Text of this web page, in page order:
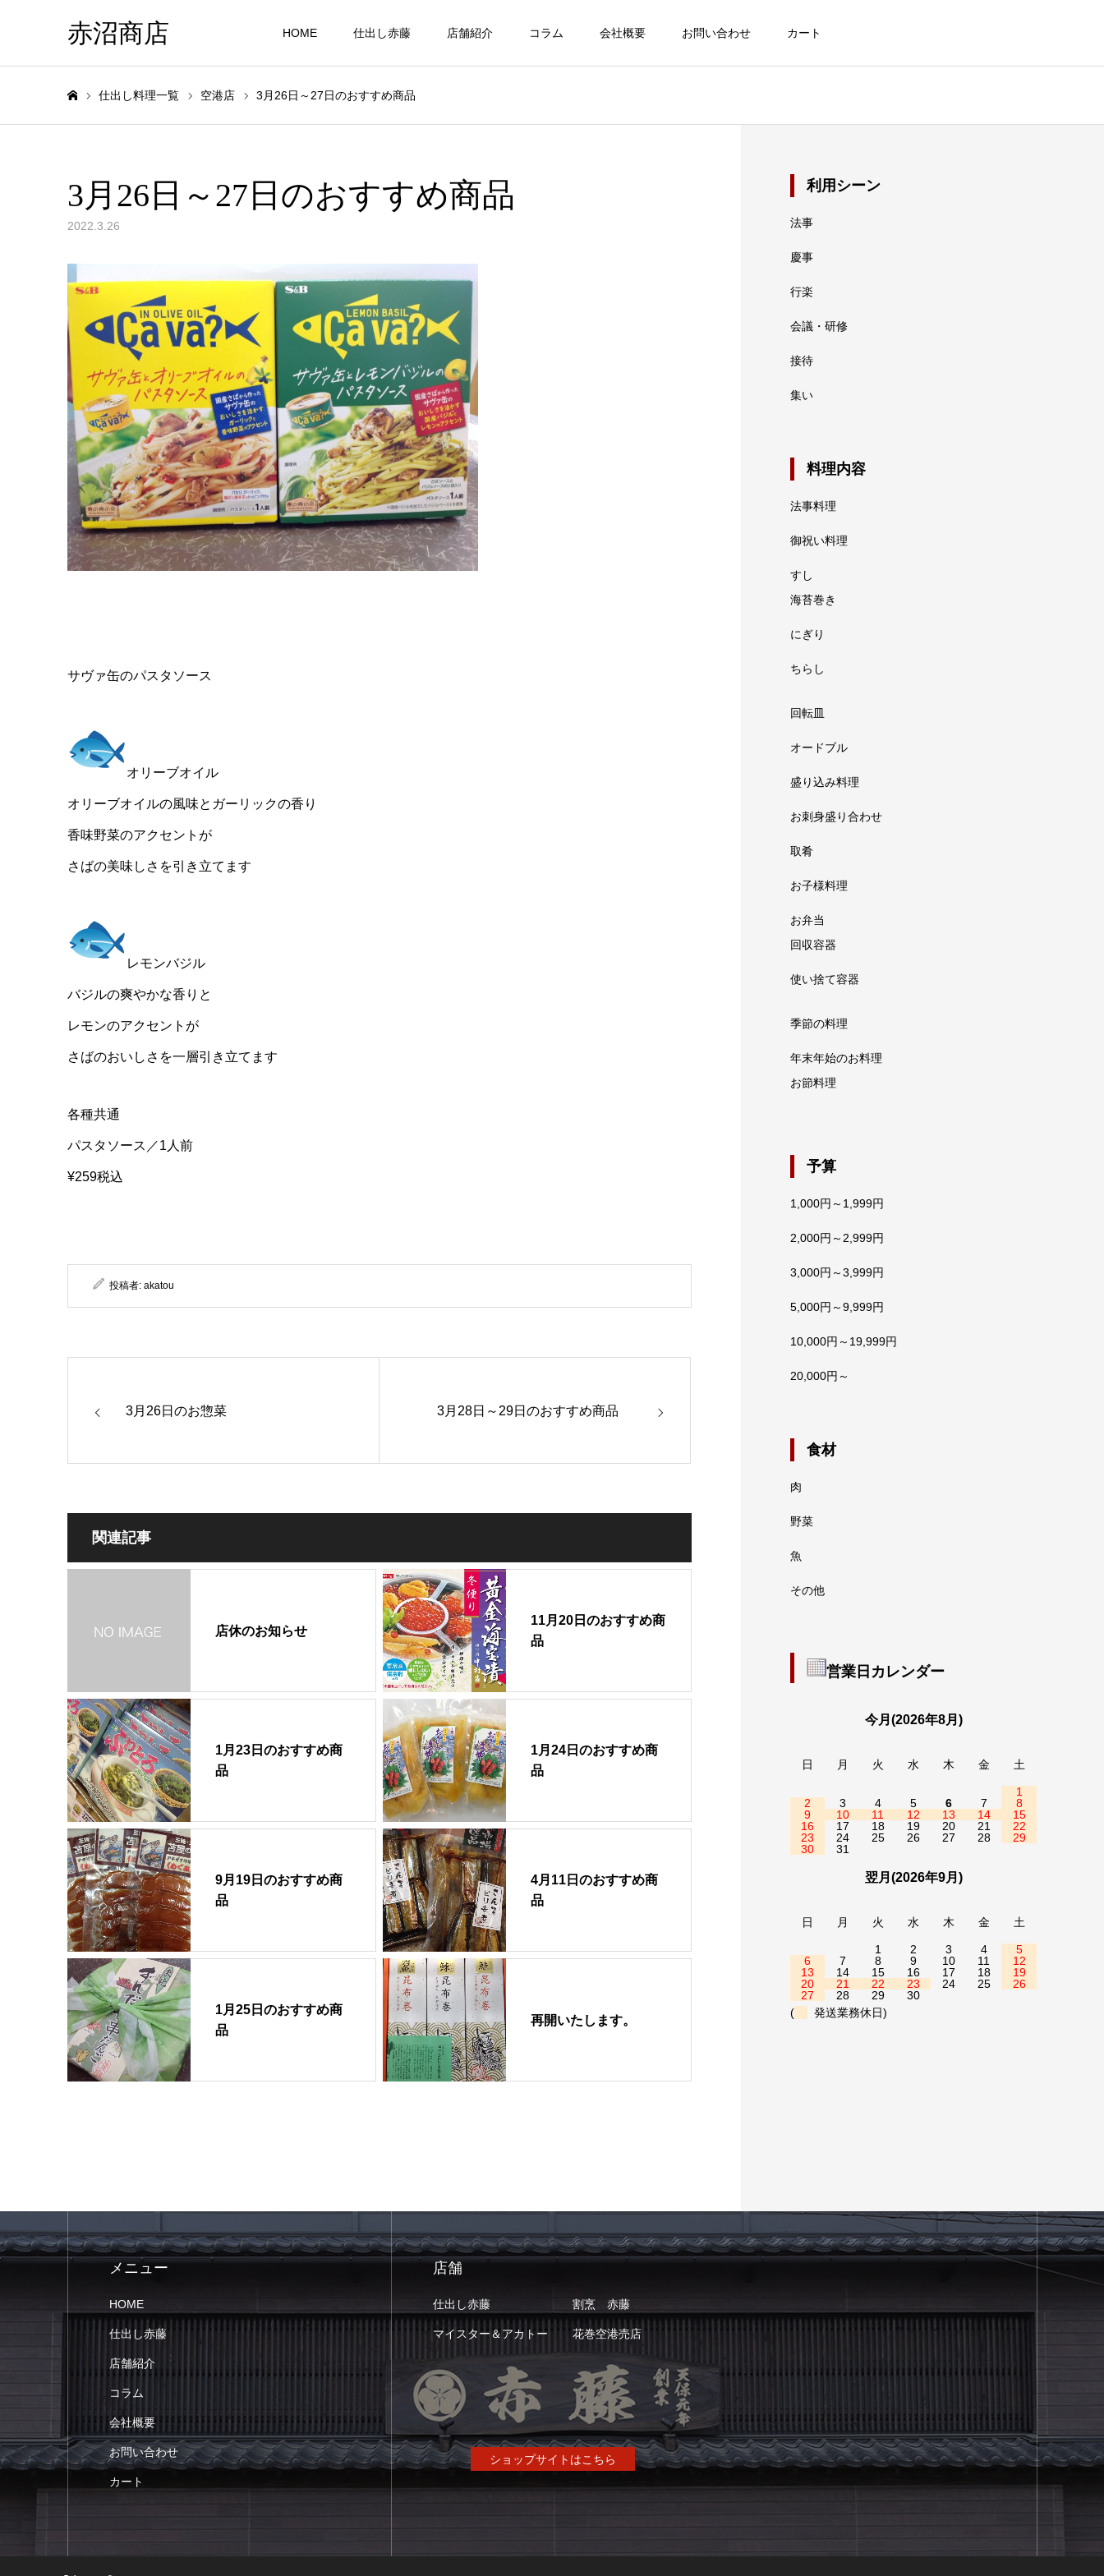
赤沼商店 HOME 仕出し赤藤 店舗紹介 コラム 会社概要 お問い合わせ カート
仕出し料理一覧 空港店 3月26日～27日のおすすめ商品
3月26日～27日のおすすめ商品
2022.3.26
サヴァ缶のパスタソース
オリーブオイル
オリーブオイルの風味とガーリックの香り
香味野菜のアクセントが
さばの美味しさを引き立てます
レモンバジル
バジルの爽やかな香りと
レモンのアクセントが
さばのおいしさを一層引き立てます
各種共通
パスタソース／1人前
¥259税込
投稿者: akatou
3月26日のお惣菜 3月28日～29日のおすすめ商品
関連記事
店休のお知らせ
11月20日のおすすめ商
品
1月23日のおすすめ商
品
1月24日のおすすめ商
品
9月19日のおすすめ商
品
4月11日のおすすめ商
品
1月25日のおすすめ商
品
再開いたします。
利用シーン
法事
慶事
行楽
会議・研修
接待
集い
料理内容
法事料理
御祝い料理
すし
海苔巻き
にぎり
ちらし
回転皿
オードブル
盛り込み料理
お刺身盛り合わせ
取肴
お子様料理
お弁当
回収容器
使い捨て容器
季節の料理
年末年始のお料理
お節料理
予算
1,000円～1,999円
2,000円～2,999円
3,000円～3,999円
5,000円～9,999円
10,000円～19,999円
20,000円～
食材
肉
野菜
魚
その他
営業日カレンダー
今月(2026年8月)
日 月 火 水 木 金 土
1
2
3 4 5 6 7
8
9
10 11 12 13 14
15
16
17 18 19 20 21
22
23
24 25 26 27 28
29
30
31
翌月(2026年9月)
日 月 火 水 木 金 土
1 2 3 4
5
6
7 8 9 10 11
12
13
14 15 16 17 18
19
20
21 22 23 24 25
26
27
28 29
30
(
発送業務休日)
メニュー
HOME
仕出し赤藤
店舗紹介
コラム
会社概要
お問い合わせ
カート
店舗
仕出し赤藤 割烹 赤藤
マイスター＆アカトー 花巻空港売店
ショップサイトはこちら